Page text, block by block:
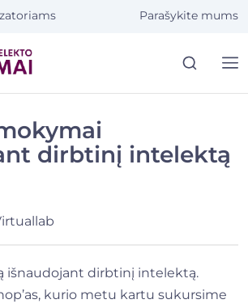
Parašykite mums
dirbtinį intelektą
išnaudojant dirbtinį intelektą.
kurio metu kartu sukursime